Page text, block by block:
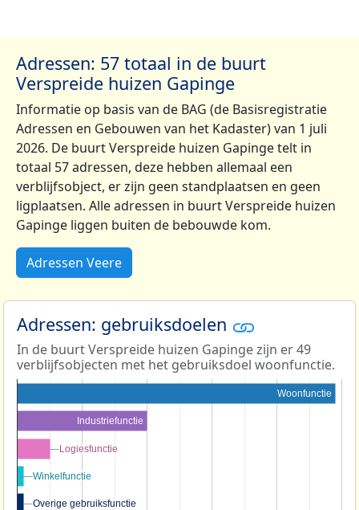
Adressen: 57 totaal in de buurt
Verspreide huizen Gapinge
Informatie op basis van de BAG (de Basisregistratie
Adressen en Gebouwen van het Kadaster) van 1 juli
2026. De buurt Verspreide huizen Gapinge telt in
totaal 57 adressen, deze hebben allemaal een
verblijfsobject, er zijn geen standplaatsen en geen
ligplaatsen. Alle adressen in buurt Verspreide huizen
Gapinge liggen buiten de bebouwde kom.
Adressen Veere
Adressen: gebruiksdoelen
In de buurt Verspreide huizen Gapinge zijn er 49
verblijfsobjecten met het gebruiksdoel woonfunctie.
Woonfunctie
Industriefunctie
Logiesfunctie
Logiesfunctie
Winkelfunctie
Winkelfunctie
Overige gebruiksfunctie
Overige gebruiksfunctie